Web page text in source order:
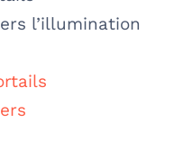
l’illumination